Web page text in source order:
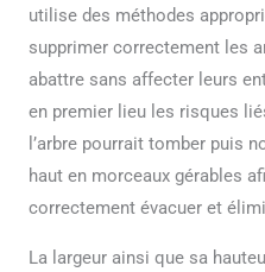
utilise des méthodes
supprimer correctement les
abattre sans affecter leurs
en premier lieu les risques
l’arbre pourrait tomber puis
haut en morceaux gérables
correctement évacuer et
La largeur ainsi que sa